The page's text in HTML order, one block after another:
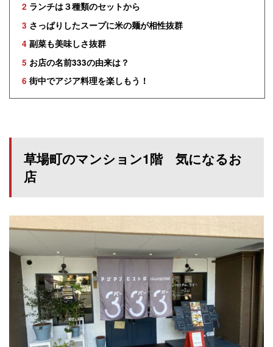
2 ランチは３種類のセットから
3 さっぱりしたスープに米の麺が相性抜群
4 副菜も美味しさ抜群
5 お店の名前333の由来は？
6 街中でアジア料理を楽しもう！
草場町のマンション1階 気になるお
店